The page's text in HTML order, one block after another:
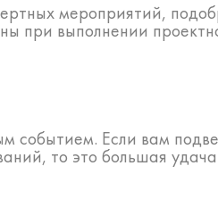
мероприятий,
выполнении
Если вам
то это большая